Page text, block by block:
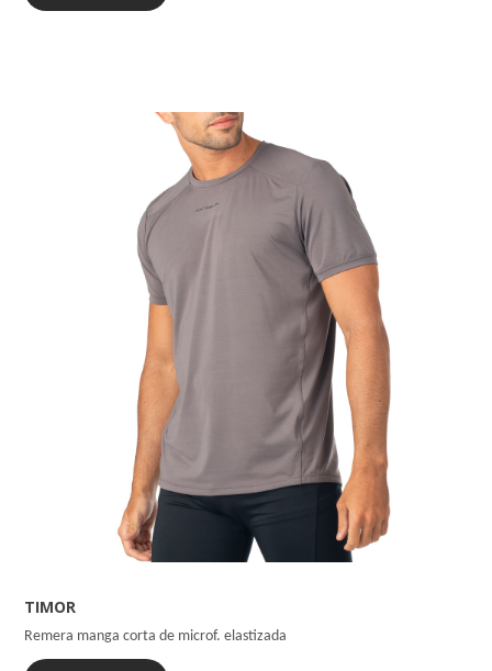
TIMOR
Remera manga corta de microf. elastizada